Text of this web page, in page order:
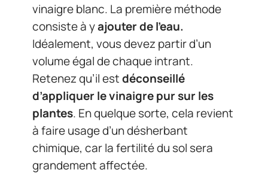
vinaigre blanc. La première méthode
consiste à yajouter de l’eau.
Idéalement, vous devez partir d’un
volume égal de chaque intrant.
Retenez qu’il estdéconseillé
d’appliquer le vinaigre pur sur les
plantes. En quelque sorte, cela revient
à faire usage d’un désherbant
chimique, car la fertilité du sol sera
grandement affectée.